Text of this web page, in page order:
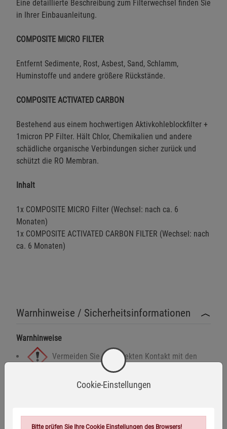
Eine detaillierte Beschreibung zum Filterwechsel finden Sie
in Ihrer Einbauanleitung.
COMPOSITE MICRO FILTER
Entfernt Sedimente, Rost, Asbest, Sand, Schlamm,
Huminstoffe und andere größere Rückstände.
COMPOSITE ACTIVATED CARBON
Bestehend aus einem hochwertigen Aktivkohleblockfilter +
1micron PP Filter. Hält Chlor, Chemikalien und andere
schädliche organische Verbindungen sicher zurück und
schützt die RO Membran.
Inhalt
1x COMPOSITE MICRO Filter (Wechsel: nach ca. 6
Monaten)
1x COMPOSITE ACTIVATED CARBON FILTER (Wechsel: nach
ca. 6 Monaten)
Warnhinweise / Sicherheitsinformationen
Warnhinweise
Vermeiden Sie den direkten Kontakt mit den
Filtern. Diese könnten Verunreinigungen oder
Chemikalien enthalten.Cookie-Einstellungen
Bitte prüfen Sie Ihre Cookie Einstellungen des Browsers!